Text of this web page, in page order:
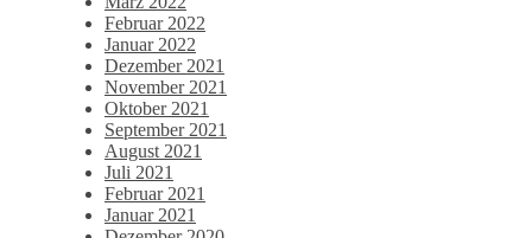
Februar 2022
Januar 2022
Dezember 2021
November 2021
Oktober 2021
September 2021
August 2021
Juli 2021
Februar 2021
Januar 2021